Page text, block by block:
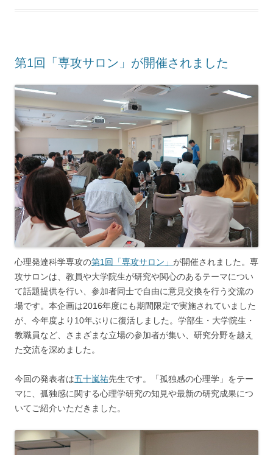
第1回「専攻サロン」が開催されました
心理発達科学専攻の第1回「専攻サロン」 が開催されました。専
攻サロンは、教員や大学院生が研究や関心のあるテーマについ
て話題提供を行い、参加者同士で自由に意見交換を行う交流の
場です。本企画は2016年度にも期間限定で実施されていました
が、今年度より10年ぶりに復活しました。学部生・大学院生・
教職員など、さまざまな立場の参加者が集い、研究分野を越え
た交流を深めました。
今回の発表者は五十嵐祐先生です。「孤独感の心理学」をテー
マに、孤独感に関する心理学研究の知見や最新の研究成果につ
いてご紹介いただきました。